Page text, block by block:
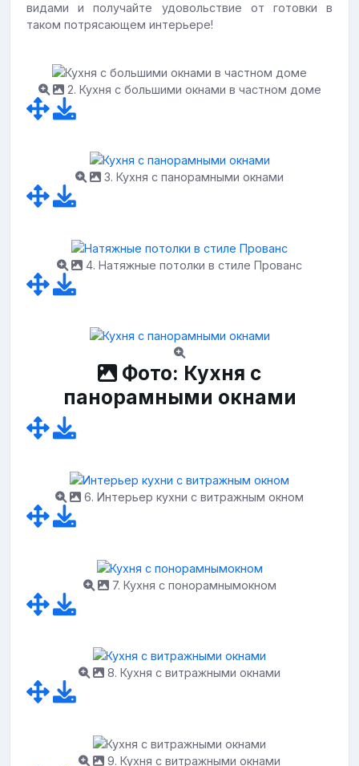
видами и получайте удовольствие от готовки в
таком потрясающем интерьере!
2. Кухня с большими окнами в частном доме
3. Кухня с панорамными окнами
4. Натяжные потолки в стиле Прованс
Фото: Кухня с
панорамными окнами
6. Интерьер кухни с витражным окном
7. Кухня с понорамнымокном
8. Кухня с витражными окнами
9. Кухня с витражными окнами